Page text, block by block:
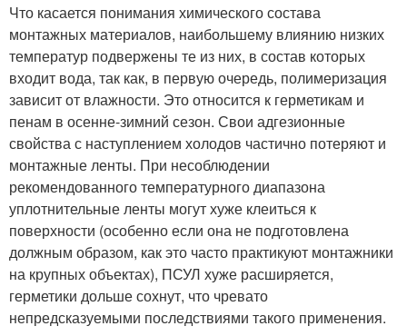
Что касается понимания химического состава
монтажных материалов, наибольшему влиянию низких
температур подвержены те из них, в состав которых
входит вода, так как, в первую очередь, полимеризация
зависит от влажности. Это относится к герметикам и
пенам в осенне-зимний сезон. Свои адгезионные
свойства с наступлением холодов частично потеряют и
монтажные ленты. При несоблюдении
рекомендованного температурного диапазона
уплотнительные ленты могут хуже клеиться к
поверхности (особенно если она не подготовлена
должным образом, как это часто практикуют монтажники
на крупных объектах), ПСУЛ хуже расширяется,
герметики дольше сохнут, что чревато
непредсказуемыми последствиями такого применения.